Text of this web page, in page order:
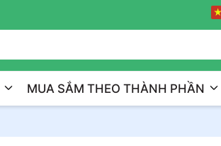
Đồng Hành Cùng Bạn Trên Hành
MUA SẮM THEO THÀNH PHẦN